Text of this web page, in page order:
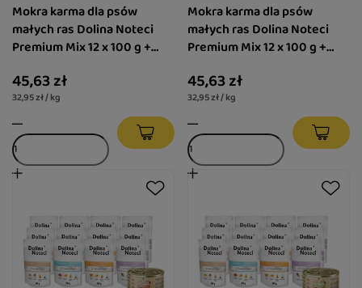
Mokra karma dla psów
małych ras Dolina Noteci
Premium Mix 12 x 100 g +
Moments z cielęciną 185 g
45,63 zł
32,95 zł / kg
Mokra karma dla psów
małych ras Dolina Noteci
Premium Mix 12 x 100 g +
Moments z jagnięciną 185 g
45,63 zł
32,95 zł / kg